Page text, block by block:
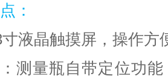
：
液晶触摸屏，操作方
测量瓶自带定位功